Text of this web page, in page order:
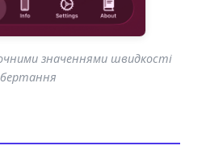
значеннями швидкості